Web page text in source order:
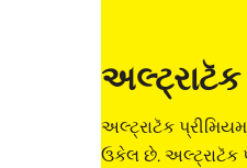
અલ્ટ્રાટૅક
અલ્ટ્રાટૅક
ઉકેલ છે. અલ્ટ્રાટૅક